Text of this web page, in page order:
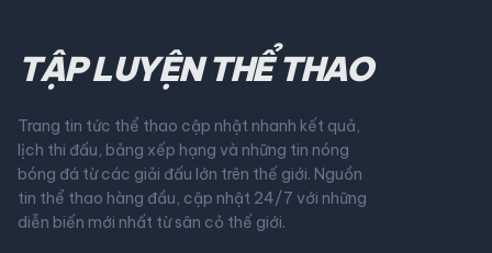
TẬP LUYỆN THỂ THAO
Trang tin tức thể thao cập nhật nhanh kết quả,
lịch thi đấu, bảng xếp hạng và những tin nóng
bóng đá từ các giải đấu lớn trên thế giới. Nguồn
tin thể thao hàng đầu, cập nhật 24/7 với những
diễn biến mới nhất từ sân cỏ thế giới.